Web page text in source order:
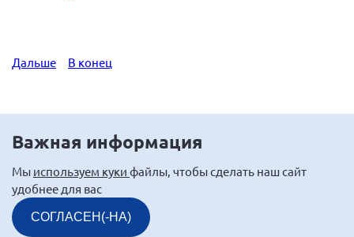
Дальше В конец
Важная информация
Мы используем куки файлы, чтобы сделать наш сайт
удобнее для вас
СОГЛАСЕН(-НА)